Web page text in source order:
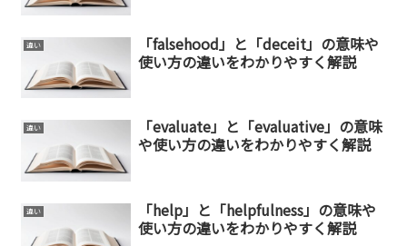
違い
「falsehood」と「deceit」の意味や
使い方の違いをわかりやすく解説
違い
「evaluate」と「evaluative」の意味
や使い方の違いをわかりやすく解説
違い
「help」と「helpfulness」の意味や
使い方の違いをわかりやすく解説